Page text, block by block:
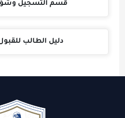
قسم التسجيل
دليل الطالب